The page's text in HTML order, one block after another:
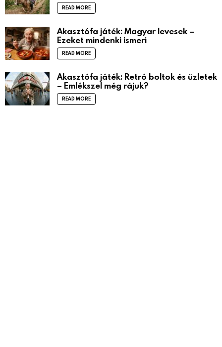
READ MORE
Akasztófa játék: Magyar levesek –
Ezeket mindenki ismeri
READ MORE
Akasztófa játék: Retró boltok és üzletek
– Emlékszel még rájuk?
READ MORE